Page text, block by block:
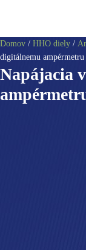
Domov / HHO diely /
digitálnemu
Napájacia